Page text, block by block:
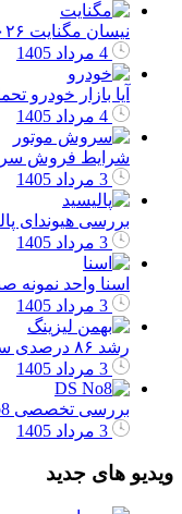
نیسان مگنایت ۲۰۲۶ به ایران رسید
آیا بازار خودرو
شرایط فروش سروش
بررسی هیوندای پالیسید ۲۰۲۶؛ شاسی‌بلند پرچم‌دار
اسنا واحد نمونه
رشد ۸۶ درصدی سود خالص و سهم ۳۰ درصدی از بازار؛ کارنامه موفق بهمن لیزینگ در سال 1404
بررسی تخصصی DS No8 مدل ۲۰۲۶؛ تلاش فرانسوی‌ها برای بازگشت به بازار رقابتی اروپا
ویدیو های جدید